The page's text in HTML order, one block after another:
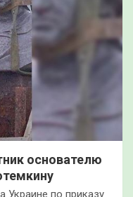
основателю
Украине по приказу